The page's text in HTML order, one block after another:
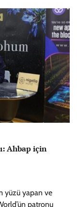
Ahbap için
yüzü yapan ve
patronu